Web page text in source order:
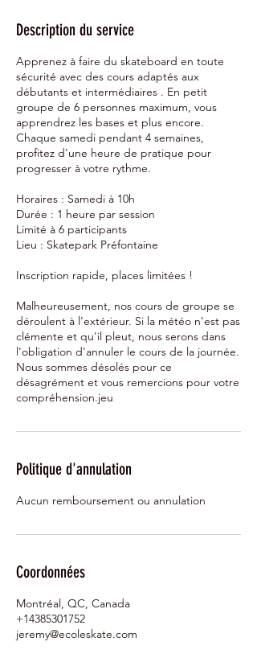
Description du service
Apprenez à faire du skateboard en toute
sécurité avec des cours adaptés aux
débutants et intermédiaires . En petit
groupe de 6 personnes maximum, vous
apprendrez les bases et plus encore.
Chaque samedi pendant 4 semaines,
profitez d'une heure de pratique pour
progresser à votre rythme.
Horaires : Samedi à 10h
Durée : 1 heure par session
Limité à 6 participants
Lieu : Skatepark Préfontaine
Inscription rapide, places limitées !
Malheureusement, nos cours de groupe se
déroulent à l'extérieur. Si la météo n'est pas
clémente et qu'il pleut, nous serons dans
l'obligation d'annuler le cours de la journée.
Nous sommes désolés pour ce
désagrément et vous remercions pour votre
compréhension.jeu
Politique d'annulation
Aucun remboursement ou annulation
Coordonnées
Montréal, QC, Canada
+14385301752
jeremy@ecoleskate.com